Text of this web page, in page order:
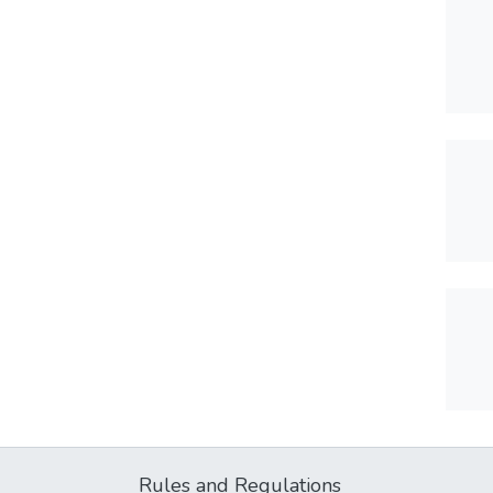
Rules and Regulations